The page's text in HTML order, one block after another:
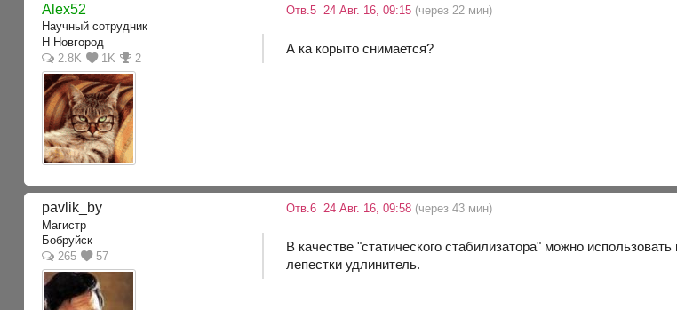
Alex52
Научный сотрудник
Н Новгород
2.8K
1K 2
Отв.5 24 Авг. 16, 09:15 (через 22 мин)
А ка корыто снимается?
pavlik_by
Магистр
Бобруйск
265
57
Отв.6 24 Авг. 16, 09:58 (через 43 мин)
В качестве "статического стабилизатора" можно
лепестки удлинитель.